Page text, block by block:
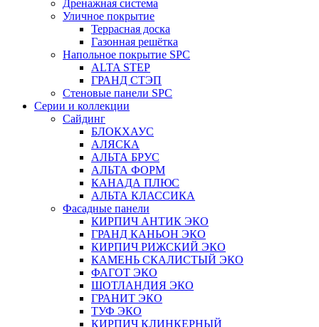
Дренажная система
Уличное покрытие
Террасная доска
Газонная решётка
Напольное покрытие SPC
ALTA STEP
ГРАНД СТЭП
Стеновые панели SPC
Серии и коллекции
Сайдинг
БЛОКХАУС
АЛЯСКА
АЛЬТА БРУС
АЛЬТА ФОРМ
КАНАДА ПЛЮС
АЛЬТА КЛАССИКА
Фасадные панели
КИРПИЧ АНТИК ЭКО
ГРАНД КАНЬОН ЭКО
КИРПИЧ РИЖСКИЙ ЭКО
КАМЕНЬ СКАЛИСТЫЙ ЭКО
ФАГОТ ЭКО
ШОТЛАНДИЯ ЭКО
ГРАНИТ ЭКО
ТУФ ЭКО
КИРПИЧ КЛИНКЕРНЫЙ